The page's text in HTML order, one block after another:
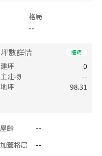
格局
--
坪數詳情 細項
建坪
0
主建物
--
地坪
98.31
屋齡
--
加蓋格局
--